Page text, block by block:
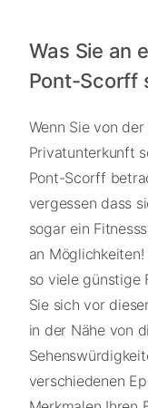
Was Sie an
Pont-Scorff
Wenn Sie von
Privatunterkunft
Pont-Scorff
vergessen dass
sogar ein
an
so viele günstige
Sie sich vor
in der Nähe von
verschiedenen